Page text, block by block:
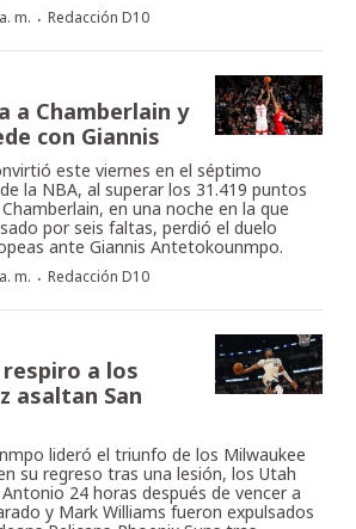
m. · Redacción D10
a Chamberlain y
con Giannis
este viernes en el séptimo
la NBA, al superar los 31.419 puntos
en una noche en la que
por seis faltas, perdió el duelo
ante Giannis Antetokounmpo.
m. · Redacción D10
respiro a los
asaltan San
lideró el triunfo de los Milwaukee
su regreso tras una lesión, los Utah
24 horas después de vencer a
y Mark Williams fueron expulsados